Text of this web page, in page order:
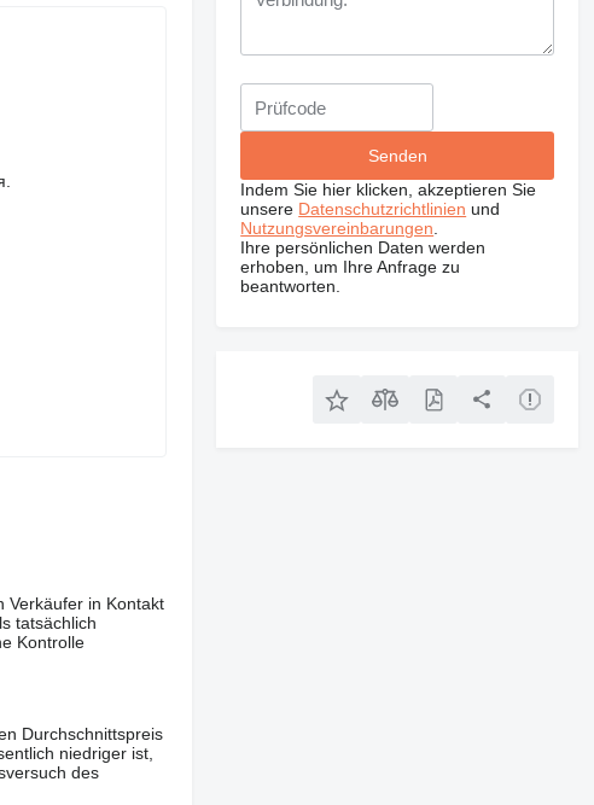
Verkäufer in Kontakt
tatsächlich
Kontrolle
Durchschnittspreis
niedriger ist,
des
Indem Sie hier klicken, akzeptieren Sie
unsere Datenschutzrichtlinien und
Nutzungsvereinbarungen
Ihre persönlichen Daten werden
erhoben, um Ihre Anfrage zu
beantworten.